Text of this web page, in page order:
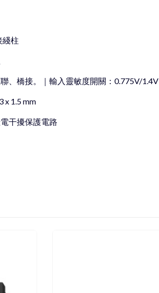
綫柱
、橋接。｜輸入靈敏度開關：0.775V/1.4V
x 1.5 mm
干擾保護電路